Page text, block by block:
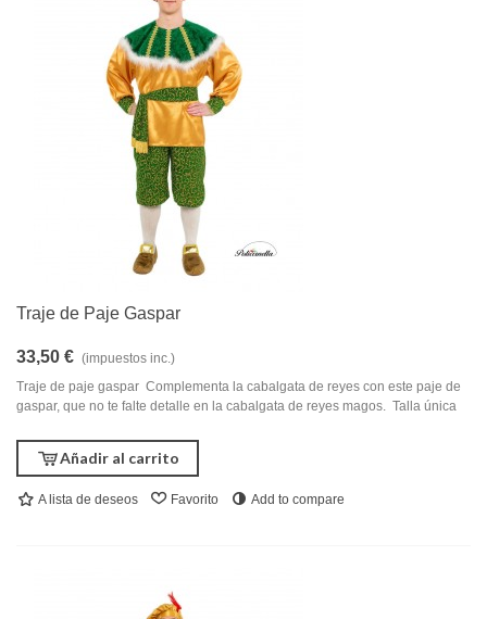
Traje de Paje Gaspar
33,50 € (impuestos inc.)
Traje de paje gaspar Complementa la cabalgata de reyes con este paje de
gaspar, que no te falte detalle en la cabalgata de reyes magos. Talla única
Añadir al carrito
A lista de deseos Favorito Add to compare